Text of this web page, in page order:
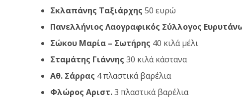
Σκλαπάνης Ταξιάρχης 50 ευρώ
Πανελλήνιος Λαογραφικός Σύλλογος
Σώκου Μαρία – Σωτήρης 40 κιλά μέλι
Σταμάτης Γιάννης 30 κιλά κάστανα
Αθ. Σάρρας 4 πλαστικά βαρέλια
Φλώρος Αριστ.3 πλαστικά βαρέλια